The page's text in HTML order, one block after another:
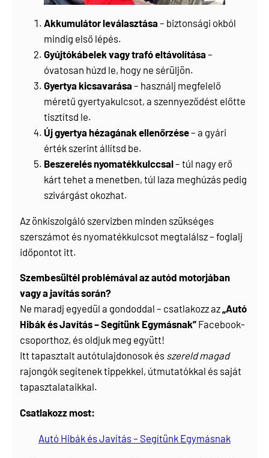
Akkumulátor leválasztása – biztonsági okból
mindig első lépés.
Gyújtókábelek vagy trafó eltávolítása –
óvatosan húzd le, hogy ne sérüljön.
Gyertya kicsavarása – használj megfelelő
méretű gyertyakulcsot, a szennyeződést előtte
tisztítsd le.
Új gyertya hézagának ellenőrzése– a gyári
érték szerint állítsd be.
Beszerelés nyomatékkulccsal– túl nagy erő
kárt tehet a menetben, túl laza meghúzás pedig
szivárgást okozhat.
Az önkiszolgáló szervizben minden szükséges
szerszámot és nyomatékkulcsot megtalálsz – foglalj
időpontot itt.
Szembesültél problémával az autód motorjában
vagy a javítás során?
Ne maradj egyedül a gondoddal – csatlakozz az„Autó
Hibák és Javítás – Segítünk Egymásnak” Facebook-
csoporthoz, és oldjuk meg együtt!
Itt tapasztalt autótulajdonosok és szereld magad
rajongók segítenek tippekkel, útmutatókkal és saját
tapasztalataikkal.
Csatlakozz most:
Autó Hibák és Javítás – Segítünk Egymásnak